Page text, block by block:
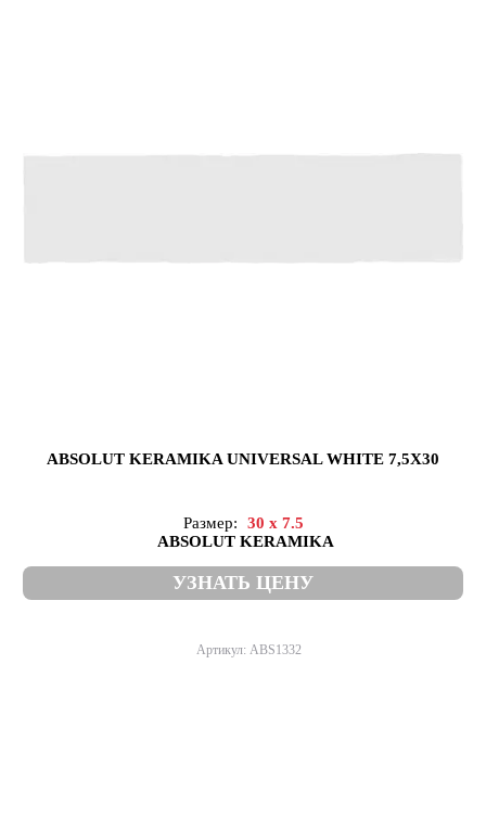
ABSOLUT KERAMIKA UNIVERSAL WHITE 7,5X30
Размер:
30 x 7.5
ABSOLUT KERAMIKA
УЗНАТЬ ЦЕНУ
Артикул: ABS1332